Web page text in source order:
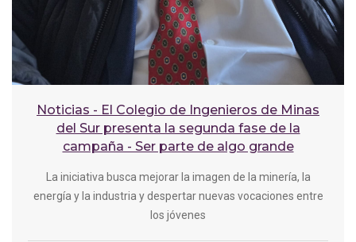
Noticias - El Colegio de Ingenieros de Minas
del Sur presenta la segunda fase de la
campaña - Ser parte de algo grande
La iniciativa busca mejorar la imagen de la minería, la
energía y la industria y despertar nuevas vocaciones entre
los jóvenes